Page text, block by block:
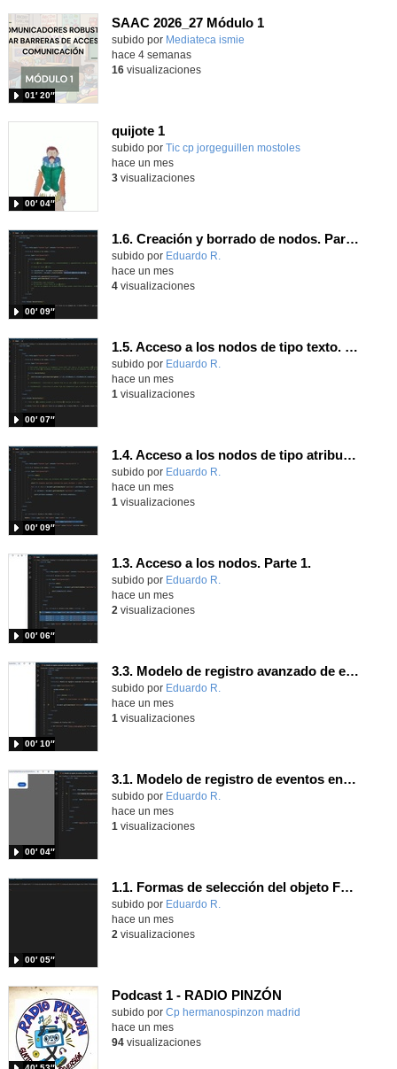
SAAC 2026_27 Módulo 1
subido por Mediateca ismie
01′ 20″
hace 4 semanas
16visualizaciones
quijote 1
subido por Tic cp jorgeguillen mostoles
00′ 04″
-
hace un mes
3visualizaciones
1.6. Creación y borrado de nodos. Parte 1.
Contenido educativo.
subido por Eduardo R.
00′ 09″
hace un mes
4visualizaciones
1.5. Acceso a los nodos de tipo texto. Parte 1.
Contenido educativo.
subido por Eduardo R.
00′ 07″
hace un mes
1 visualizaciones
1.4. Acceso a los nodos de tipo atributo. Parte 1.
Contenido educativo.
subido por Eduardo R.
00′ 09″
hace un mes
1 visualizaciones
1.3. Acceso a los nodos. Parte 1.
Contenido educativo.
subido por Eduardo R.
00′ 06″
hace un mes
2 visualizaciones
3.3. Modelo de registro avanzado de eventos según W3C 1.
Contenido educativo.
subido por Eduardo R.
00′ 10″
hace un mes
1 visualizaciones
3.1. Modelo de registro de eventos en línea 1.
Contenido educativo.
subido por Eduardo R.
00′ 04″
hace un mes
1 visualizaciones
1.1. Formas de selección del objeto Form 1.
Contenido educativo.
subido por Eduardo R.
00′ 05″
hace un mes
2 visualizaciones
Podcast 1 - RADIO PINZÓN
Contenido educativo.
subido por Cp hermanospinzon madrid
hace un mes
94visualizaciones